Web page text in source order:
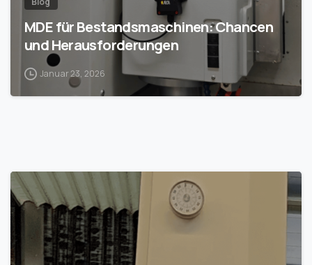
MDE für Bestandsmaschinen: Chancen
und Herausforderungen
Januar 23, 2026